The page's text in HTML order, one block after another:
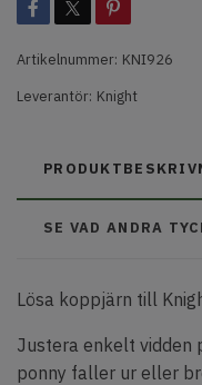
Artikelnummer: KNI926
Leverantör: Knight
SE VAD ANDRA
Lösa koppjärn till
Justera enkelt vidden
ponny faller ur eller